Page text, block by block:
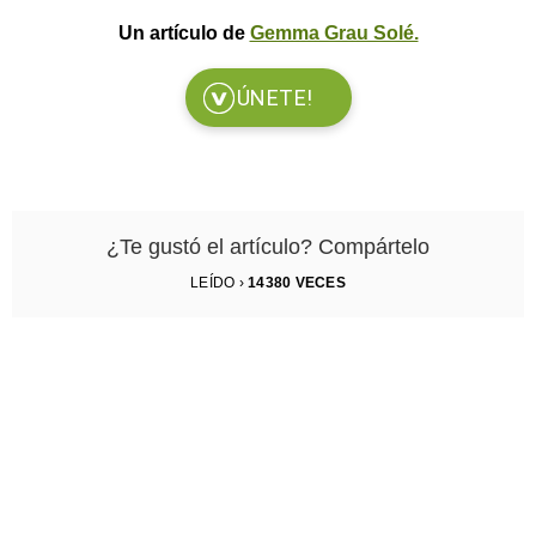
Un artículo de Gemma Grau Solé.
ÚNETE!
¿Te gustó el artículo? Compártelo
LEÍDO ›14380 VECES